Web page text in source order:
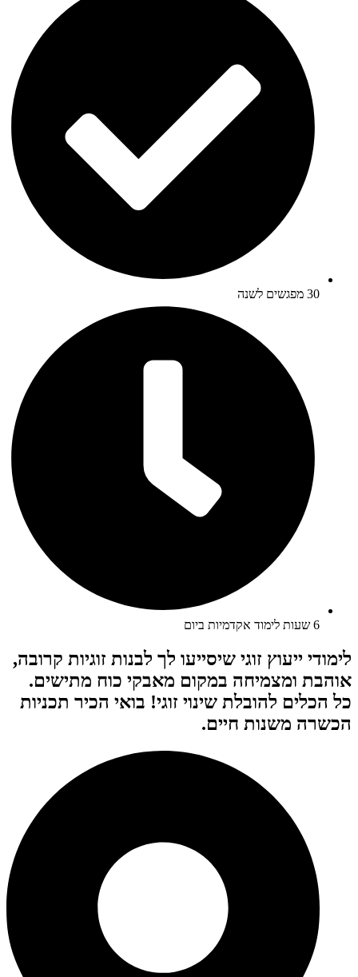
30 מפגשים לשנה
6 שעות לימוד אקדמיות ביום
לימודי ייעוץ זוגי שיסייעו לך לבנות זוגיות קרובה,
אוהבת ומצמיחה במקום מאבקי כוח מתישים.
כל הכלים להובלת שינוי זוגי! בואי הכיר תכניות
הכשרה משנות חיים.